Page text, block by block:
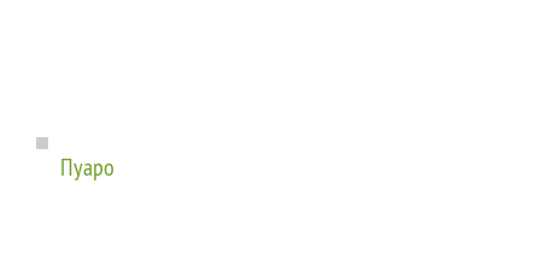
Пуаро